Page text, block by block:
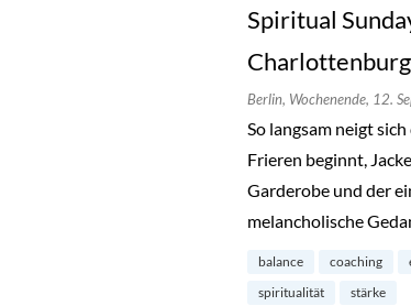
Spiritual
Charlottenburg
Berlin, Wochenende, 12.
So langsam neigt
Frieren beginnt,
Garderobe und der
melancholische
balance coaching
spiritualität
stärke